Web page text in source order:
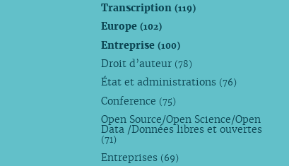
Transcription(119)
Europe(102)
Entreprise(100)
Droit d’auteur (78)
État et administrations (76)
Conference (75)
Open Source/Open Science/Open
Data /Données libres et ouvertes
(71)
Entreprises (69)